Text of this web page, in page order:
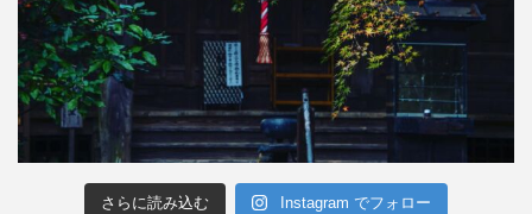
さらに読み込む Instagram でフォロー